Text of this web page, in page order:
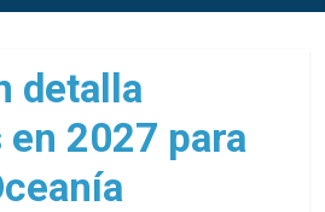
detalla
2027 para